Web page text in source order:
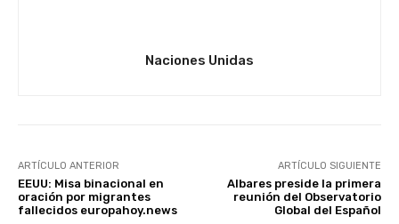
Naciones Unidas
ARTÍCULO ANTERIOR
EEUU: Misa binacional en
oración por migrantes
fallecidos europahoy.news
ARTÍCULO SIGUIENTE
Albares preside la primera
reunión del Observatorio
Global del Español